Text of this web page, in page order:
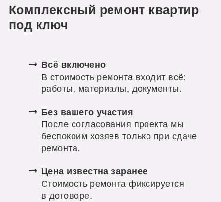
Комплексный ремонт квартир
под ключ
Всё включено
В стоимость ремонта входит всё:
работы, материалы, документы.
Без вашего участия
После согласования проекта мы
беспокоим хозяев только при сдаче
ремонта.
Цена известна заранее
Стоимость ремонта фиксируется
в договоре.